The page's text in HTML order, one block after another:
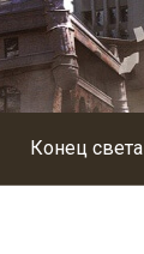
Конец света